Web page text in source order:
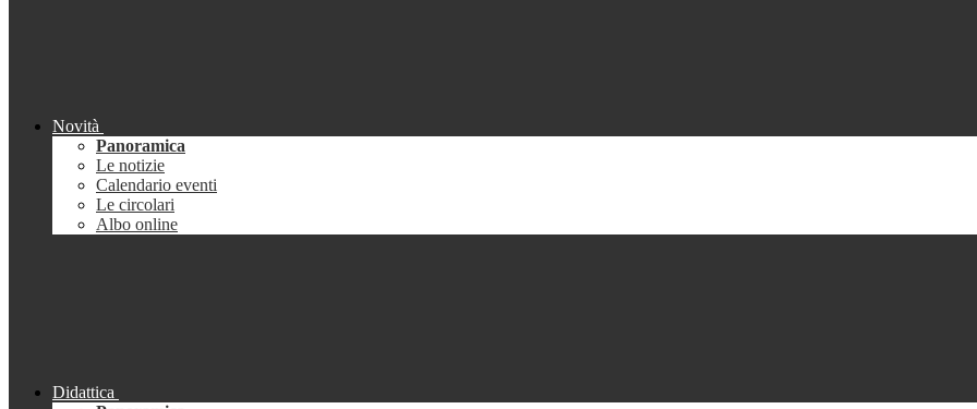
Novità
Panoramica
Le notizie
Calendario eventi
Le circolari
Albo online
Didattica